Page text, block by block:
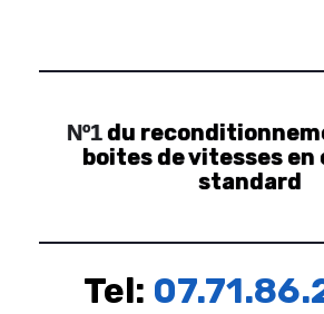
Nº1du
boites de vitesses en
standard
Tel: